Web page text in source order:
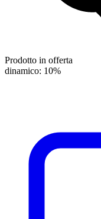
Prodotto in offerta
dinamico: 10%